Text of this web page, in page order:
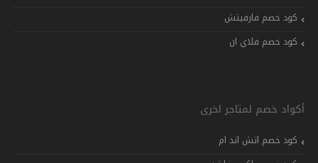
كود خصم فارفيتش
كود خصم فلاي ان
أكواد خصم لمتاجر اخرى
كود خصم اتش اند ام